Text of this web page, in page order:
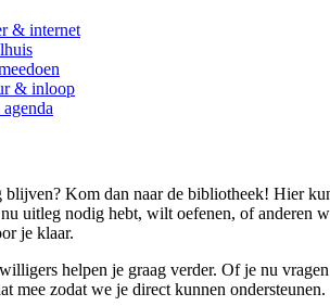
& internet
& inloop
Kom dan naar de bibliotheek! Hier
uitleg nodig hebt, wilt oefenen, of anderen
je klaar.
helpen je graag verder. Of je nu
mee zodat we je direct kunnen ondersteunen.